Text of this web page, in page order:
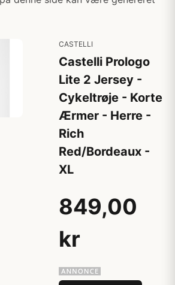
CASTELLI
Castelli Prologo
Lite 2 Jersey -
Cykeltrøje - Korte
Ærmer - Herre -
Rich
Red/Bordeaux -
XL
849,00
kr